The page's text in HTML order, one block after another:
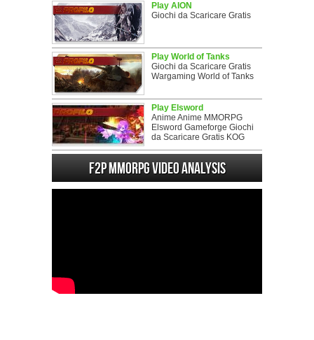
Play AION
Giochi da Scaricare Gratis
Play World of Tanks
Giochi da Scaricare Gratis
Wargaming World of Tanks
Play Elsword
Anime Anime MMORPG
Elsword Gameforge Giochi
da Scaricare Gratis KOG
F2P MMORPG Video analysis